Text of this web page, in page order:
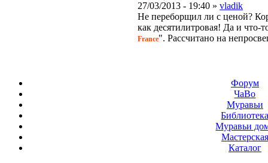
27/03/2013 - 19:40 » vladik
Не переборщил ли с ценой?
как десятилитровая! Да и что-
France". Рассчитано на
Форум
ЧаВо
Муравьи
Муравьи
Мастерская
Каталог